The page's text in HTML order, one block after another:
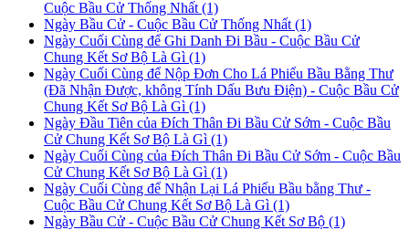
Cuộc Bầu Cử Thống Nhất (1)
Ngày Bầu Cử - Cuộc Bầu Cử Thống Nhất (1)
Ngày Cuối Cùng để Ghi Danh Đi Bầu - Cuộc Bầu Cử
Chung Kết Sơ Bộ Là Gì (1)
Ngày Cuối Cùng để Nộp Đơn Cho Lá Phiếu Bầu Bằng Thư
(Đã Nhận Được, không Tính Dấu Bưu Điện) - Cuộc Bầu Cử
Chung Kết Sơ Bộ Là Gì (1)
Ngày Đầu Tiên của Đích Thân Đi Bầu Cử Sớm - Cuộc Bầu
Cử Chung Kết Sơ Bộ Là Gì (1)
Ngày Cuối Cùng của Đích Thân Đi Bầu Cử Sớm - Cuộc Bầu
Cử Chung Kết Sơ Bộ Là Gì (1)
Ngày Cuối Cùng để Nhận Lại Lá Phiếu Bầu bằng Thư -
Cuộc Bầu Cử Chung Kết Sơ Bộ Là Gì (1)
Ngày Bầu Cử - Cuộc Bầu Cử Chung Kết Sơ Bộ (1)